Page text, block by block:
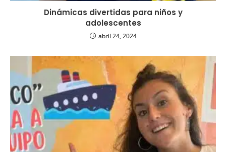
Dinámicas divertidas para niños y
adolescentes
abril 24, 2024